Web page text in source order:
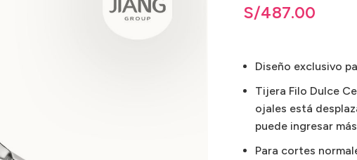
S/487.00
Diseño exclusivo
Tijera Filo Dulce
ojales está
puede ingresar
Para cortes